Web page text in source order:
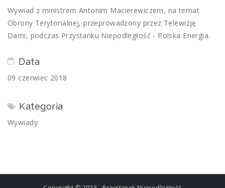
Wywiad z ministrem Antonim Macierewiczem, na temat
Obrony Terytorialnej, przeprowadzony przez Telewizję
Dami, podczas Przystanku Niepodległość - Polska Energia.
Data
09 czerwiec 2018
Kategoria
Wywiady